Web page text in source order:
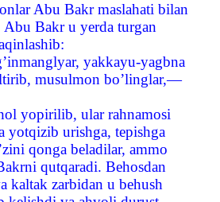
Abu Bakr maslahati bilan
Abu Bakr u yerda turgan
yakkayu-yagbna
musulmon bo’linglar,—
yopirilib, ular rahnamosi
yotqizib urishga, tepishga
qonga beladilar, ammo
qutqaradi. Behosdan
kaltak zarbidan u behush